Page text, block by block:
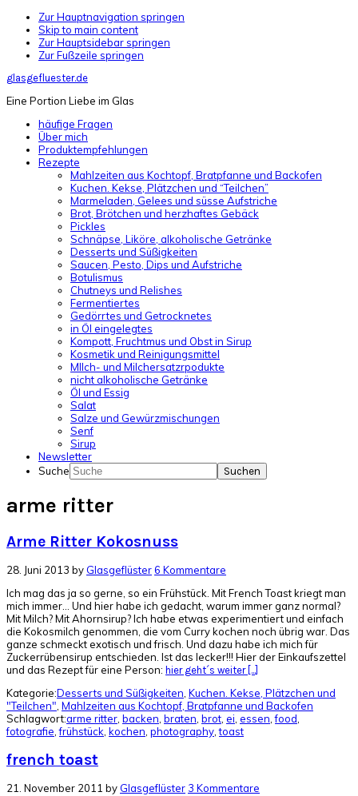
Zur Hauptnavigation springen
Skip to main content
Zur Hauptsidebar springen
Zur Fußzeile springen
glasgefluester.de
Eine Portion Liebe im Glas
häufige Fragen
Über mich
Produktempfehlungen
Rezepte
Mahlzeiten aus Kochtopf, Bratpfanne und Backofen
Kuchen. Kekse, Plätzchen und “Teilchen”
Marmeladen, Gelees und süsse Aufstriche
Brot, Brötchen und herzhaftes Gebäck
Pickles
Schnäpse, Liköre, alkoholische Getränke
Desserts und Süßigkeiten
Saucen, Pesto, Dips und Aufstriche
Botulismus
Chutneys und Relishes
Fermentiertes
Gedörrtes und Getrocknetes
in Öl eingelegtes
Kompott, Fruchtmus und Obst in Sirup
Kosmetik und Reinigungsmittel
MIlch- und Milchersatzrpodukte
nicht alkoholische Getränke
Öl und Essig
Salat
Salze und Gewürzmischungen
Senf
Sirup
Newsletter
Suche
arme ritter
Arme Ritter Kokosnuss
28. Juni 2013 by Glasgeflüster6 Kommentare
Ich mag das ja so gerne, so ein Frühstück. Mit French Toast kriegt man
mich immer... Und hier habe ich gedacht, warum immer ganz normal?
Mit Milch? Mit Ahornsirup? Ich habe etwas experimentiert und einfach
die Kokosmilch genommen, die vom Curry kochen noch übrig war. Das
ganze schmeckt exotisch und frisch. Und dazu habe ich mich für
Zuckerrübensirup entschieden. Ist das lecker!!! Hier der Einkaufszettel
und das Rezept für eine Person: hier geht´s weiter [...]
Kategorie:Desserts und Süßigkeiten Kuchen. Kekse, Plätzchen und
"Teilchen" Mahlzeiten aus Kochtopf, Bratpfanne und Backofen
Schlagwort:arme ritter backen braten brot ei essen ,food
fotografie ,frühstück kochen photography ,toast
french toast
21. November 2011 by Glasgeflüster 3 Kommentare